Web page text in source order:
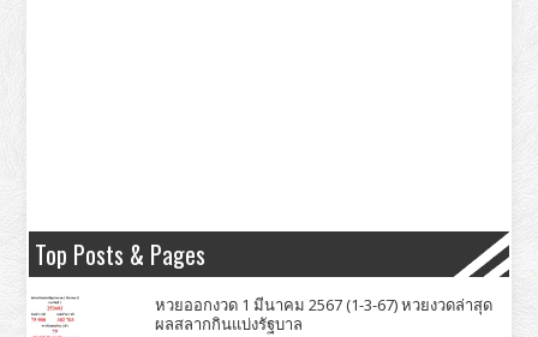
Top Posts & Pages
หวยออกงวด 1 มีนาคม 2567 (1-3-67) หวยงวดล่าสุด
ผลสลากกินแบ่งรัฐบาล